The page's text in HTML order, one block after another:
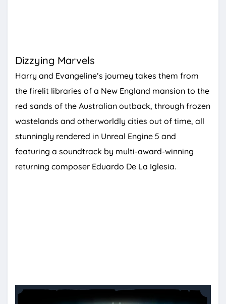
Dizzying Marvels
Harry and Evangeline’s journey takes them from
the firelit libraries of a New England mansion to the
red sands of the Australian outback, through frozen
wastelands and otherworldly cities out of time, all
stunningly rendered in Unreal Engine 5 and
featuring a soundtrack by multi-award-winning
returning composer Eduardo De La Iglesia.